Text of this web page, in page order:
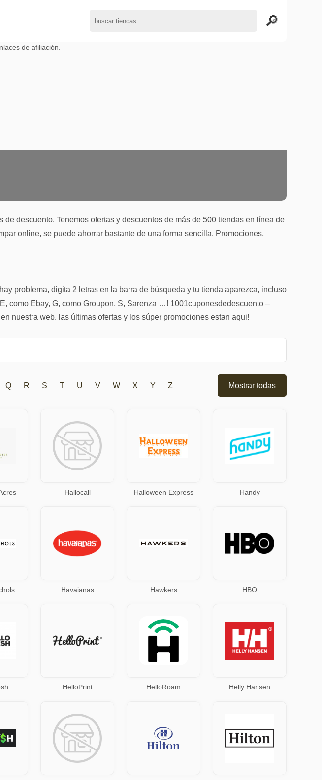
de afiliación.
descuento. Tenemos ofertas y descuentos de más de 500 tiendas en línea de
online, se puede ahorrar bastante de una forma sencilla. Promociones,
problema, digita 2 letras en la barra de búsqueda y tu tienda aparezca, incluso
como Ebay, G, como Groupon, S, Sarenza …! 1001cuponesdedescuento –
nuestra web. las últimas ofertas y los súper promociones estan aqui!
Q R S T U V W X Y Z Mostrar todas
Hallocall Halloween Express Handy
Havaianas Hawkers HBO
HelloPrint HelloRoam Helly Hansen